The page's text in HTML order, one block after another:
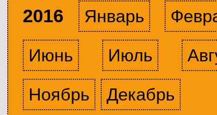
2016 Январь
Июнь
Июль
Ноябрь
Декабрь